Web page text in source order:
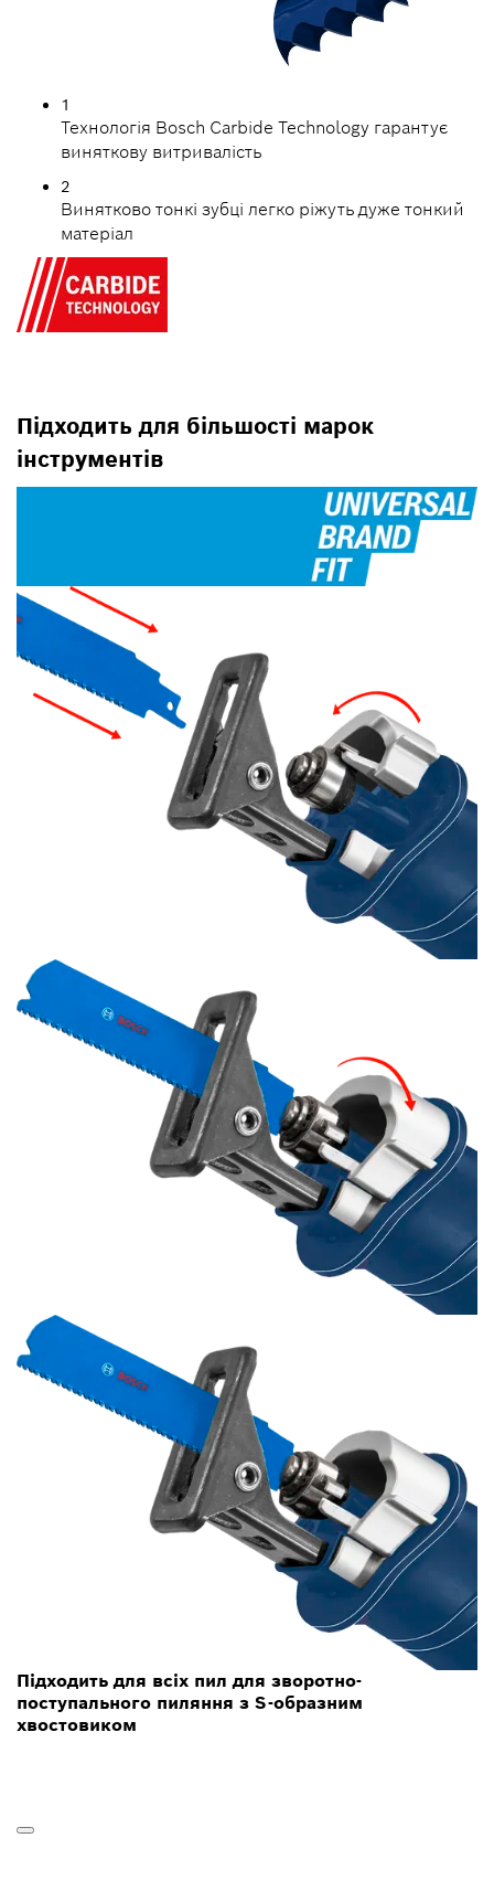
1
Технологія Bosch Carbide Technology гарантує
виняткову витривалість
2
Винятково тонкі зубці легко ріжуть дуже тонкий
матеріал
Підходить для більшості марок
інструментів
Підходить для всіх пил для зворотно-
поступального пиляння з S-образним
хвостовиком